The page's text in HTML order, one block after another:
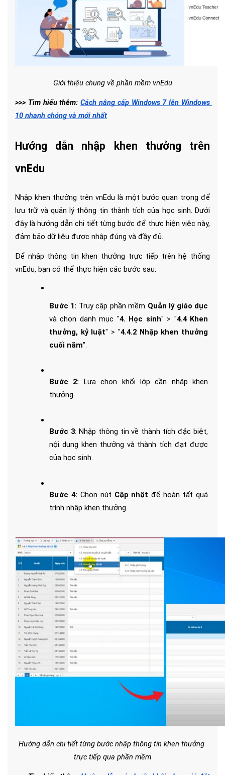
Giới thiệu chung về phần mềm vnEdu
>>> Tìm hiểu thêm: Cách nâng cấp Windows 7 lên Windows
10 nhanh chóng và mới nhất
Hướng dẫn nhập khen thưởng trên
vnEdu
Nhập khen thưởng trên vnEdu là một bước quan trọng để
lưu trữ và quản lý thông tin thành tích của học sinh. Dưới
đây là hướng dẫn chi tiết từng bước để thực hiện việc này,
đảm bảo dữ liệu được nhập đúng và đầy đủ.
Để nhập thông tin khen thưởng trực tiếp trên hệ thống
vnEdu, bạn có thể thực hiện các bước sau:
Bước 1: Truy cập phần mềm
và chọn danh mục "4. Học sinh" > "4.4 Khen
thưởng, kỷ luật" > "4.4.2 Nhập khen thưởng
cuối năm".
Bước 2: Lựa chọn khối lớp cần nhập khen
thưởng.
Bước 3: Nhập thông tin về thành tích đặc biệt,
nội dung khen thưởng và thành tích đạt được
của học sinh.
Bước 4: Chọn nút Cập nhật để hoàn tất quá
trình nhập khen thưởng.
Hướng dẫn chi tiết từng bước nhập thông tin khen thưởng
trực tiếp qua phần mềm